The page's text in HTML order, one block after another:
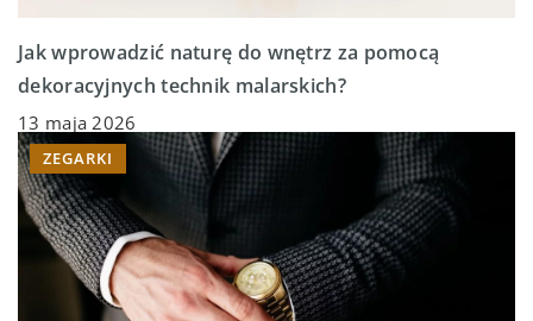
Jak wprowadzić naturę do wnętrz za pomocą
dekoracyjnych technik malarskich?
13 maja 2026
ZEGARKI